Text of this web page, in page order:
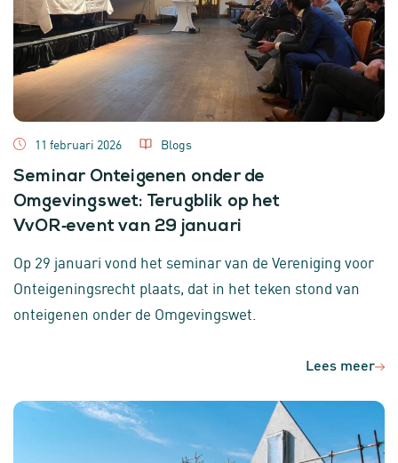
11 februari 2026
Blogs
Seminar Onteigenen onder de
Omgevingswet: Terugblik op het
VvOR‑event van 29 januari
Op 29 januari vond het seminar van de Vereniging voor
Onteigeningsrecht plaats, dat in het teken stond van
onteigenen onder de Omgevingswet.
Lees meer